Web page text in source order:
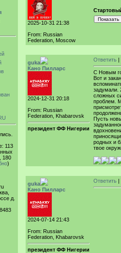
113
180
)
д.
2025-10-31 21:38
From: Russian
Federation, Moscow
guka
Кано Пилларс
2024-12-31 20:18
From: Russian
Federation, Khabarovsk
президент ФФ Нигерии
Ответить |
С Новым
Вот и
задумали.
сложных
проблем.
Пусть
родных и
твое
guka
Кано Пилларс
2024-07-14 21:43
From: Russian
Federation, Khabarovsk
президент ФФ Нигерии
Ответить |